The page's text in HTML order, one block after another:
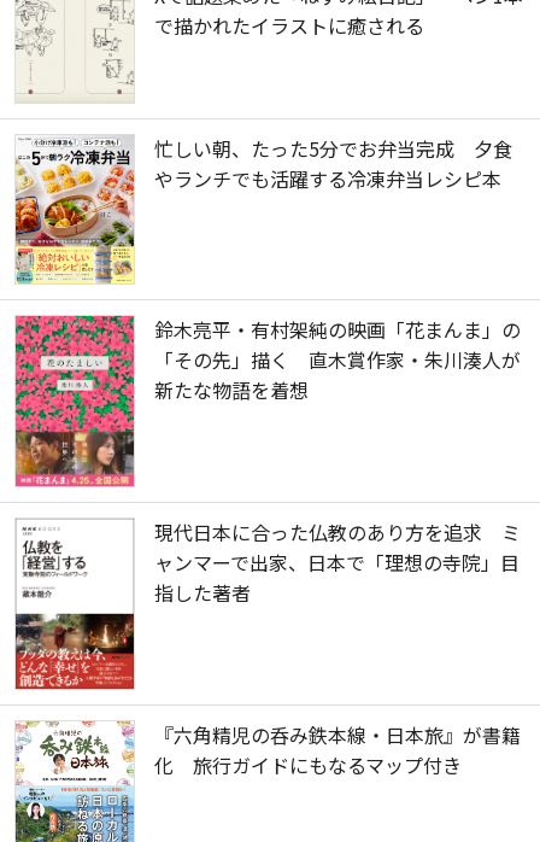
で描かれたイラストに癒される
忙しい朝、たった5分でお弁当完成 夕食
やランチでも活躍する冷凍弁当レシピ本
鈴木亮平・有村架純の映画「花まんま」の
「その先」描く 直木賞作家・朱川湊人が
新たな物語を着想
現代日本に合った仏教のあり方を追求 ミ
ャンマーで出家、日本で「理想の寺院」目
指した著者
『六角精児の呑み鉄本線・日本旅』が書籍
化 旅行ガイドにもなるマップ付き